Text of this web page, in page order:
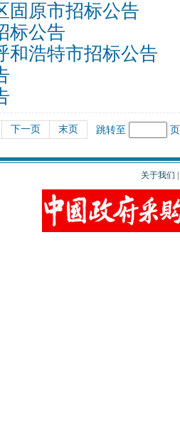
固原市招标公告
标公告
和浩特市招标公告
下一页 末页 跳转至
关于我们